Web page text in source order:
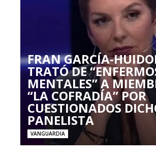
FRAN GARCÍA-
TRATÓ DE
MENTALES” A
“LA COFRADÍA” POR
CUESTIONADOS
PANELISTA
VANGUARDIA